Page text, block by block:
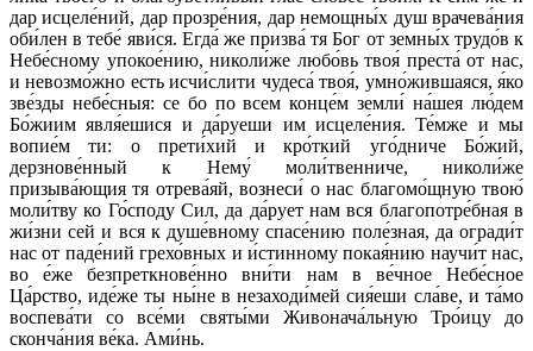
дар исцеле́ний, дар прозре́ния, дар немощны́х душ врачева́ния
оби́лен в тебе́ яви́ся. Егда́ же призва́ тя Бог от земны́х трудо́в к
Небе́сному упокое́нию, николи́же любо́вь твоя́ преста́ от нас,
и невозмо́жно есть исчи́слити чудеса́ твоя́, умно́жившаяся, я́ко
зве́зды небе́сныя: се бо по всем конце́м земли́ на́шея лю́дем
Бо́жиим явля́ешися и да́руеши им исцеле́ния. Те́мже и мы
вопие́м ти: о прети́хий и кро́ткий уго́дниче Бо́жий,
дерзнове́нный к Нему́ моли́твенниче, николи́же
призыва́ющия тя отрева́яй, вознеси́ о нас благомо́щную твою́
моли́тву ко Го́споду Сил, да да́рует нам вся благопотре́бная в
жи́зни сей и вся к душе́вному спасе́нию поле́зная, да огради́т
нас от паде́ний грехо́вных и и́стинному покая́нию научи́т нас,
во е́же безпреткнове́нно вни́ти нам в ве́чное Небе́сное
Ца́рство, иде́же ты ны́не в незаходи́мей сия́еши сла́ве, и та́мо
воспева́ти со все́ми святы́ми Живонача́льную Тро́ицу до
сконча́ния ве́ка. Ами́нь.